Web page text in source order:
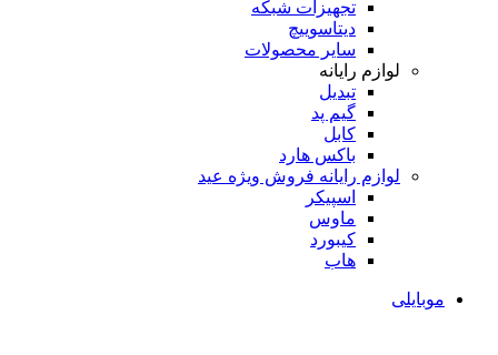
تجهیزات شبکه
دیتاسوییچ
سایر محصولات
لوازم رایانه
تبدیل
گیم پد
کابل
باکس هارد
لوازم رایانه فروش ویژه عید
اسپیکر
ماوس
کیبورد
هاب
موبایلی